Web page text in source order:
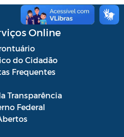
Online
do Cidadão
Frequentes
Transparência
Federal